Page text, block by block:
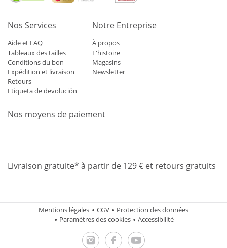
Nos Services
Aide et FAQ
Tableaux des tailles
Conditions du bon
Expédition et livraison
Retours
Etiqueta de devolución
Notre Entreprise
À propos
L'histoire
Magasins
Newsletter
Nos moyens de paiement
Livraison gratuite* à partir de 129 € et retours gratuits
Mentions légales CGV
Protection des données
Paramètres des cookies
Accessibilité